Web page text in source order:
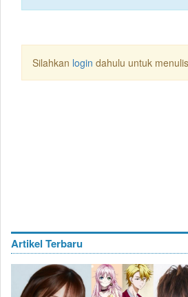
Silahkan login dahulu untuk
Artikel Terbaru